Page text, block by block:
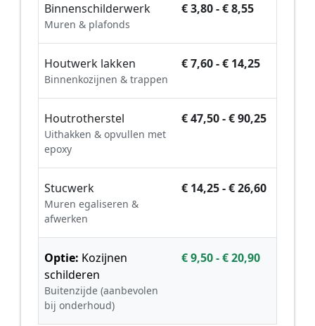
Binnenschilderwerk
Muren & plafonds
€ 3,80 - € 8,55
Houtwerk lakken
Binnenkozijnen & trappen
€ 7,60 - € 14,25
Houtrotherstel
Uithakken & opvullen met
epoxy
€ 47,50 - € 90,25
Stucwerk
Muren egaliseren &
afwerken
€ 14,25 - € 26,60
Optie: Kozijnen
schilderen
Buitenzijde (aanbevolen
bij onderhoud)
€ 9,50 - € 20,90